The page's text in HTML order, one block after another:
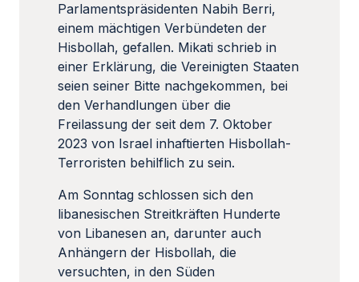
Parlamentspräsidenten Nabih Berri,
einem mächtigen Verbündeten der
Hisbollah, gefallen. Mikati schrieb in
einer Erklärung, die Vereinigten Staaten
seien seiner Bitte nachgekommen, bei
den Verhandlungen über die
Freilassung der seit dem 7. Oktober
2023 von Israel inhaftierten Hisbollah-
Terroristen behilflich zu sein.
Am Sonntag schlossen sich den
libanesischen Streitkräften Hunderte
von Libanesen an, darunter auch
Anhängern der Hisbollah, die
versuchten, in den Süden